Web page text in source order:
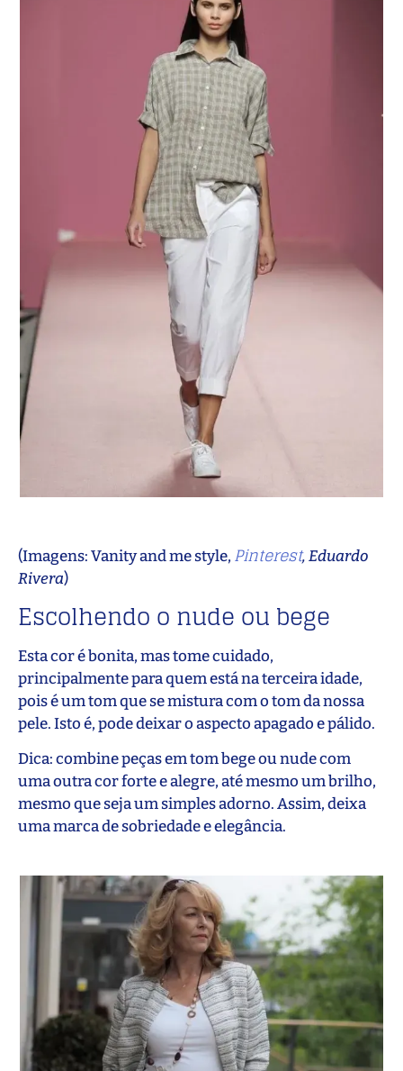
(Imagens: Vanity and me style, Pinterest, Eduardo
Rivera)
Escolhendo o nude ou bege
Esta cor é bonita, mas tome cuidado,
principalmente para quem está na terceira idade,
pois é um tom que se mistura com o tom da nossa
pele. Isto é, pode deixar o aspecto apagado e pálido.
Dica: combine peças em tom bege ou nude com
uma outra cor forte e alegre, até mesmo um brilho,
mesmo que seja um simples adorno. Assim, deixa
uma marca de sobriedade e elegância.